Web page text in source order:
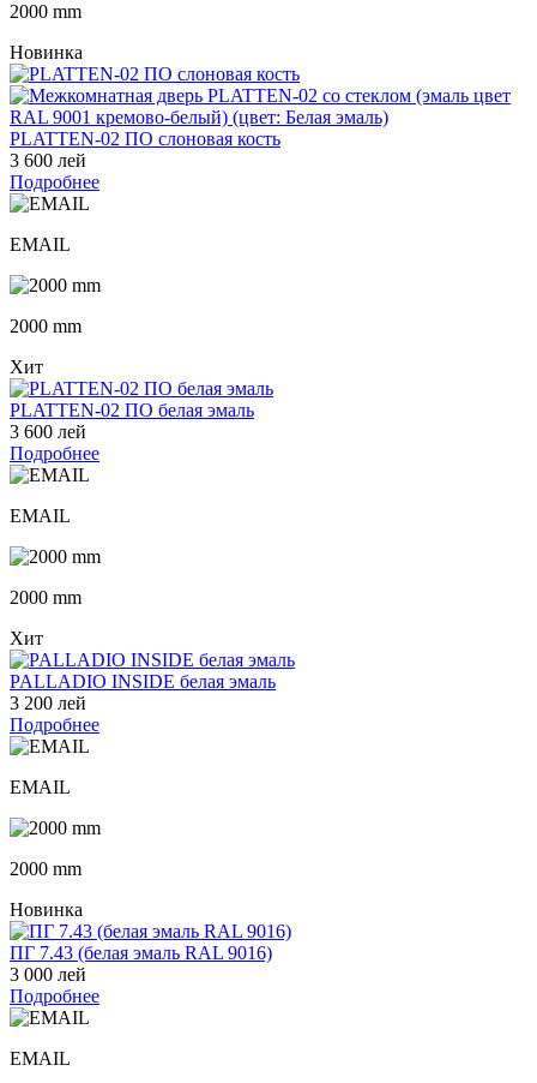
2000 mm
Новинка
PLATTEN-02 ПО слоновая кость
3 600 лей
Подробнее
EMAIL
2000 mm
Хит
PLATTEN-02 ПО белая эмаль
3 600 лей
Подробнее
EMAIL
2000 mm
Хит
PALLADIO INSIDE белая эмаль
3 200 лей
Подробнее
EMAIL
2000 mm
Новинка
ПГ 7.43 (белая эмаль RAL 9016)
3 000 лей
Подробнее
EMAIL